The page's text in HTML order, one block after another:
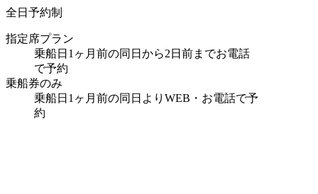
全日予約制
指定席プラン
乗船日1ヶ月前の同日から2日前までお電話
で予約
乗船券のみ
乗船日1ヶ月前の同日よりWEB・お電話で予
約